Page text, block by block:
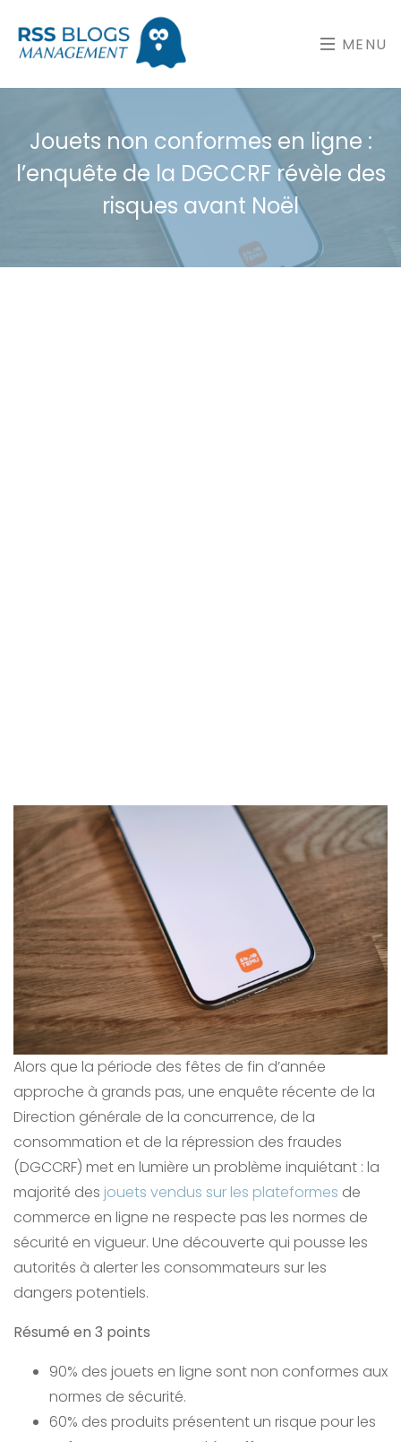
MENU
Jouets non conformes en ligne :
l’enquête de la DGCCRF révèle des
risques avant Noël
Alors que la période des fêtes de fin d’année
approche à grands pas, une enquête récente de la
Direction générale de la concurrence, de la
consommation et de la répression des fraudes
(DGCCRF) met en lumière un problème inquiétant : la
majorité des jouets vendus sur les plateformes de
commerce en ligne ne respecte pas les normes de
sécurité en vigueur. Une découverte qui pousse les
autorités à alerter les consommateurs sur les
dangers potentiels.
Résumé en 3 points
90% des jouets en ligne sont non conformes aux
normes de sécurité.
60% des produits présentent un risque pour les